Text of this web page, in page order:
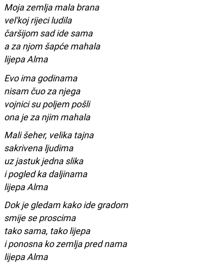
Moja zemlja mala brana
vel'koj rijeci ludila
čaršijom sad ide sama
a za njom šapće mahala
lijepa Alma
Evo ima godinama
nisam čuo za njega
vojnici su poljem pošli
ona je za njim mahala
Mali šeher, velika tajna
sakrivena ljudima
uz jastuk jedna slika
i pogled ka daljinama
lijepa Alma
Dok je gledam kako ide gradom
smije se proscima
tako sama, tako lijepa
i ponosna ko zemlja pred nama
lijepa Alma